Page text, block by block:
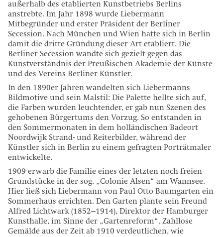
außerhalb des etablierten Kunstbetriebs Berlins
anstrebte. Im Jahr 1898 wurde Liebermann
Mitbegründer und erster Präsident der Berliner
Secession. Nach München und Wien hatte sich in Berlin
damit die dritte Gründung dieser Art etabliert. Die
Berliner Secession wandte sich gezielt gegen das
Kunstverständnis der Preußischen Akademie der Künste
und des Vereins Berliner Künstler.
In den 1890er Jahren wandelten sich Liebermanns
Bildmotive und sein Malstil: Die Palette hellte sich auf,
die Farben wurden leuchtender, er gab nun Szenen des
gehobenen Bürgertums den Vorzug. So entstanden in
den Sommermonaten in dem holländischen Badeort
Noordwijk Strand- und Reiterbilder, während der
Künstler sich in Berlin zu einem gefragten Porträtmaler
entwickelte.
1909 erwarb die Familie eines der letzten noch freien
Grundstücke in der sog. „Colonie Alsen“ am Wannsee.
Hier ließ sich Liebermann von Paul Otto Baumgarten ein
Sommerhaus errichten. Den Garten plante sein Freund
Alfred Lichtwark (1852–1914), Direktor der Hamburger
Kunsthalle, im Sinne der „Gartenreform“. Zahllose
Gemälde aus der Zeit ab 1910 verdeutlichen, wie